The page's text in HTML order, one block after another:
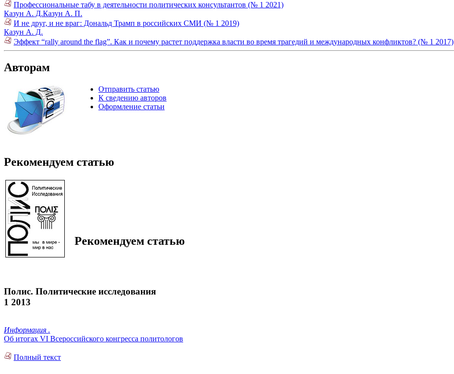
Профессиональные табу в деятельности политических консультантов (№ 1 2021)
Казун А. Д.Казун А. П.
И не друг, и не враг: Дональд Трамп в российских СМИ (№ 1 2019)
Казун А. Д.
Эффект “rally around the flag”. Как и почему растет поддержка власти во время трагедий и международных конфликтов? (№ 1 2017)
Авторам
Отправить статью
К сведению авторов
Оформление статьи
Рекомендуем статью
Рекомендуем статью
Полис. Политические исследования
1 2013
Информация .
Об итогах VI Всероссийского конгресса политологов
Полный текст